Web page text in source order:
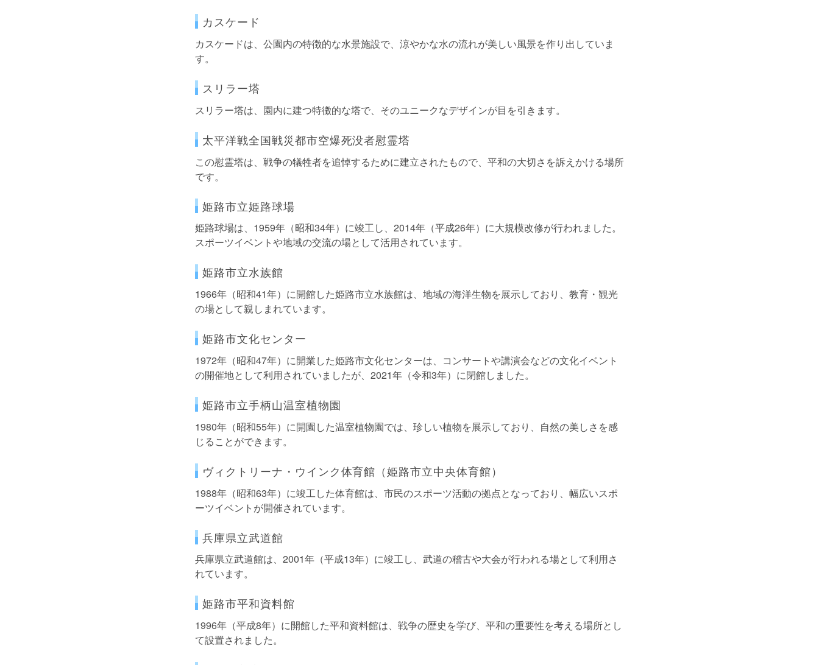
カスケード
カスケードは、公園内の特徴的な水景施設で、涼やかな水の流れが美しい風景を作り出していま
す。
スリラー塔
スリラー塔は、園内に建つ特徴的な塔で、そのユニークなデザインが目を引きます。
太平洋戦全国戦災都市空爆死没者慰霊塔
この慰霊塔は、戦争の犠牲者を追悼するために建立されたもので、平和の大切さを訴えかける場所
です。
姫路市立姫路球場
姫路球場は、1959年（昭和34年）に竣工し、2014年（平成26年）に大規模改修が行われました。
スポーツイベントや地域の交流の場として活用されています。
姫路市立水族館
1966年（昭和41年）に開館した姫路市立水族館は、地域の海洋生物を展示しており、教育・観光
の場として親しまれています。
姫路市文化センター
1972年（昭和47年）に開業した姫路市文化センターは、コンサートや講演会などの文化イベント
の開催地として利用されていましたが、2021年（令和3年）に閉館しました。
姫路市立手柄山温室植物園
1980年（昭和55年）に開園した温室植物園では、珍しい植物を展示しており、自然の美しさを感
じることができます。
ヴィクトリーナ・ウインク体育館（姫路市立中央体育館）
1988年（昭和63年）に竣工した体育館は、市民のスポーツ活動の拠点となっており、幅広いスポ
ーツイベントが開催されています。
兵庫県立武道館
兵庫県立武道館は、2001年（平成13年）に竣工し、武道の稽古や大会が行われる場として利用さ
れています。
姫路市平和資料館
1996年（平成8年）に開館した平和資料館は、戦争の歴史を学び、平和の重要性を考える場所とし
て設置されました。